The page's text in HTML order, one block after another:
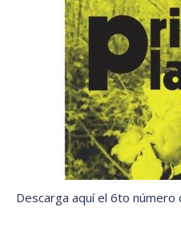
Descarga aquí el 6to